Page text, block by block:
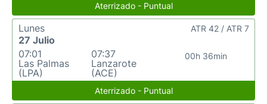
Aterrizado - Puntual
Lunes
27 Julio
07:01
Las Palmas
(LPA)
07:37
Lanzarote
(ACE)
00h 36min
ATR 42 / ATR 7
Aterrizado - Puntual